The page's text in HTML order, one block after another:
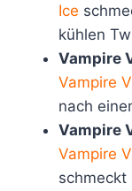
Ice
kühlen
Vampire
Vampire
nach
Vampire
Vampire
schmeckt